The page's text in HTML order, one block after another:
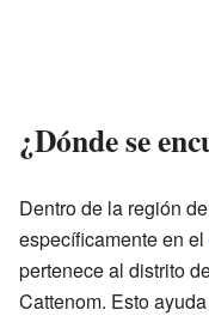
¿Dónde se
Dentro de la región
específicamente en el
pertenece al distrito
Cattenom. Esto